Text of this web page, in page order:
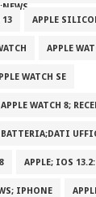
13
APPLE
APPLE
WATCH SE
WATCH 8;
BATTERIA;DATI
APPLE; IOS
IPHONE